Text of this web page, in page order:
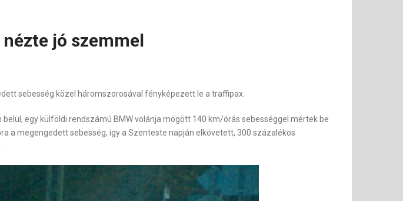
jó szemmel
sebesség közel háromszorosával fényképezett le a traffipax.
egy külföldi rendszámú BMW volánja mögött 140 km/órás sebességgel mértek be
a megengedett sebesség, így a Szenteste napján elkövetett, 300 százalékos